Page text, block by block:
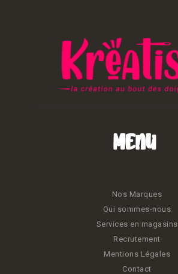
Menu
Nos Marques
Qui sommes-nous
Services en magasins
Recrutement
Mentions Légales
Contact